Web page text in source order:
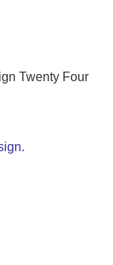
Twenty Four